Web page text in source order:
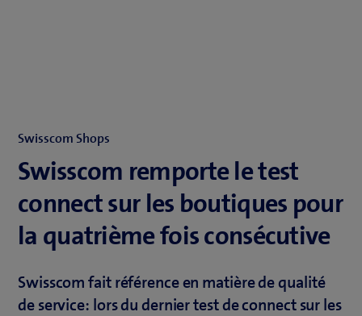
Swisscom Shops
Swisscom remporte le test
connect sur les boutiques pour
la quatrième fois consécutive
Swisscom fait référence en matière de qualité
de service: lors du dernier test de connect sur les